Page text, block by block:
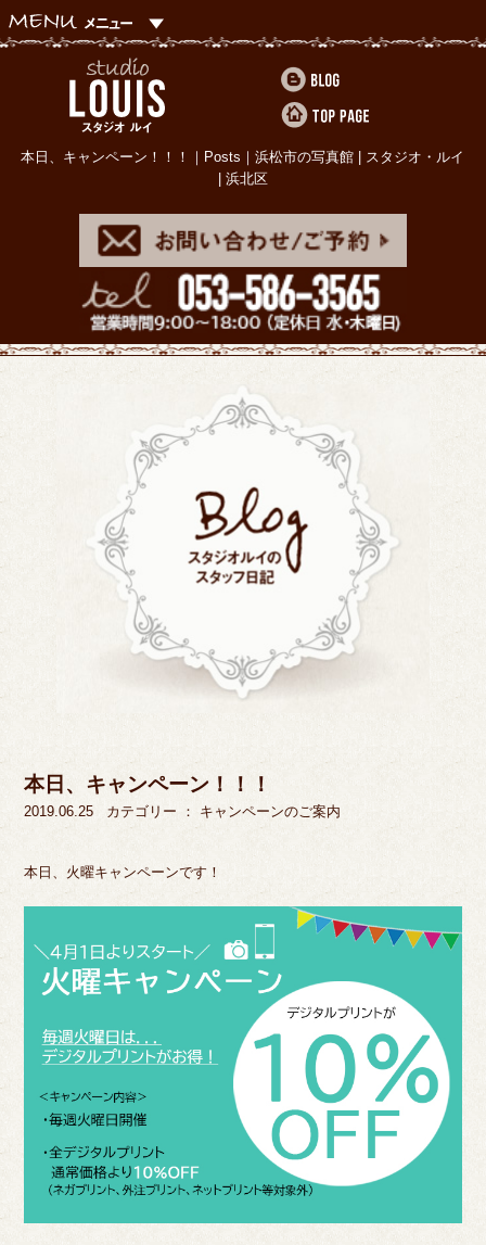
本日、キャンペーン！！！｜Posts｜浜松市の写真館 | スタジオ・ルイ
| 浜北区
本日、キャンペーン！！！
2019.06.25 カテゴリー ： キャンペーンのご案内
本日、火曜キャンペーンです！